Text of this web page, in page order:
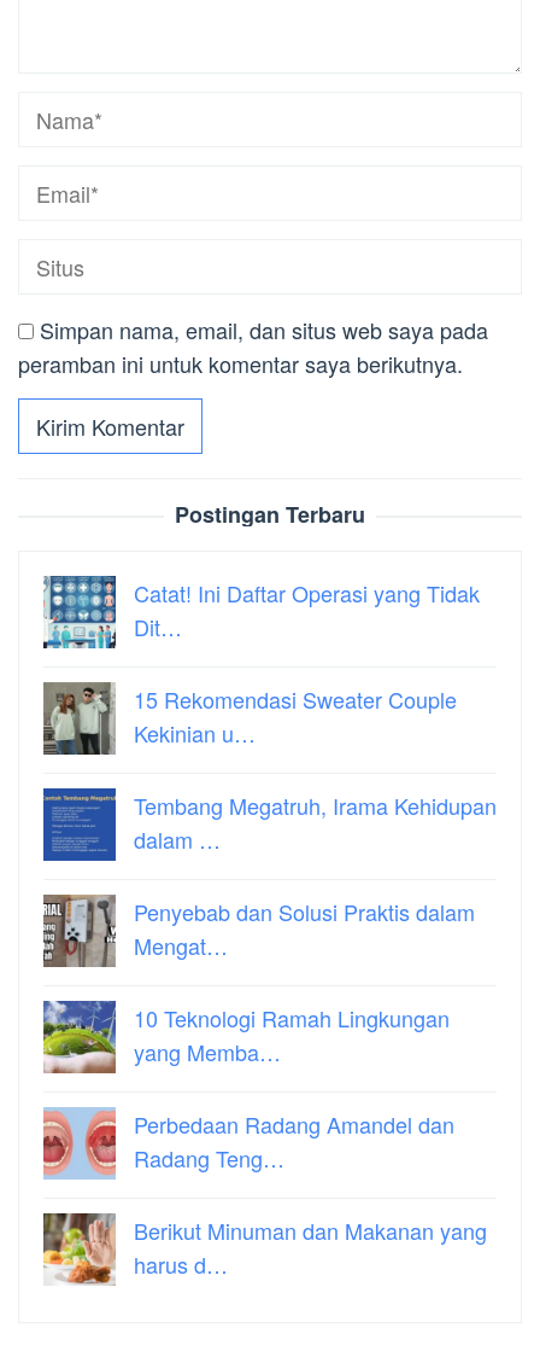
Simpan nama, email, dan situs web saya pada
peramban ini untuk komentar saya berikutnya.
Postingan Terbaru
Catat! Ini Daftar Operasi yang Tidak
Dit…
15 Rekomendasi Sweater Couple
Kekinian u…
Tembang Megatruh, Irama Kehidupan
dalam …
Penyebab dan Solusi Praktis dalam
Mengat…
10 Teknologi Ramah Lingkungan
yang Memba…
Perbedaan Radang Amandel dan
Radang Teng…
Berikut Minuman dan Makanan yang
harus d…